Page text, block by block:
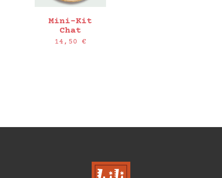
Mini-Kit
Chat
14,50€